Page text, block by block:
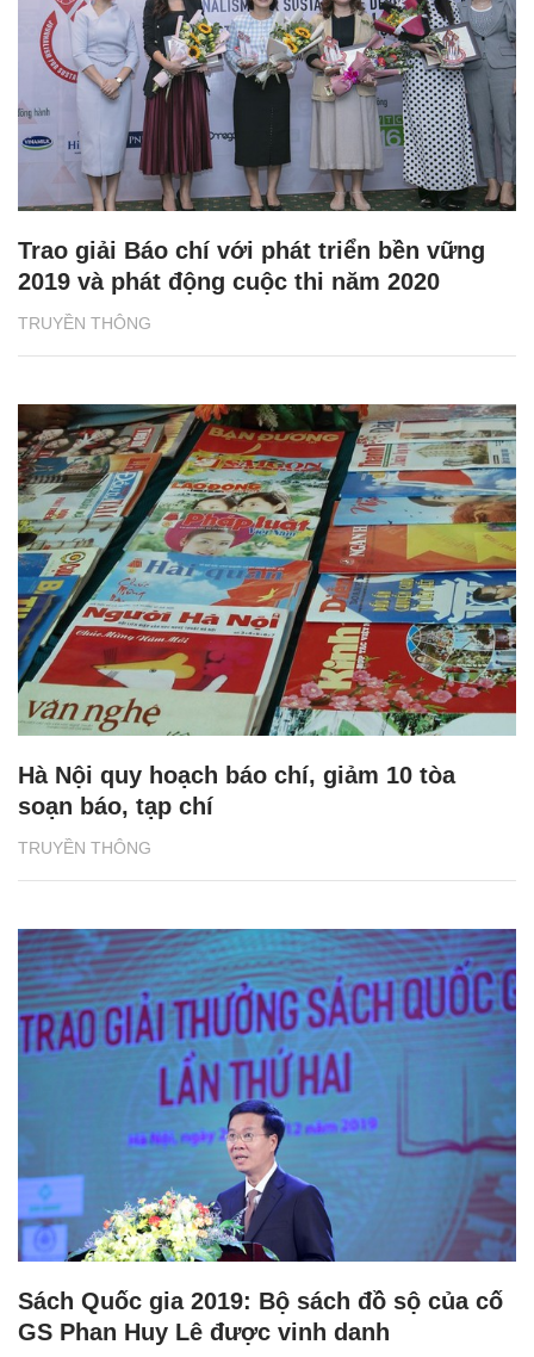
TRUYỀN THÔNG
Trao giải Báo chí với phát triển bền vững
2019 và phát động cuộc thi năm 2020
TRUYỀN THÔNG
Hà Nội quy hoạch báo chí, giảm 10 tòa
soạn báo, tạp chí
Sách Quốc gia 2019: Bộ sách đồ sộ của cố
GS Phan Huy Lê được vinh danh